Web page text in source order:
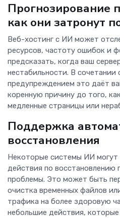
Прогнозирование
как они затронут
Веб-хостинг с ИИ может
ресурсов, частоту ошибок и
предсказать, когда ваш
нестабильности. В сочетании
предупреждением это даёт
коренную причину до того,
медленные страницы или
Поддержка
восстановления
Некоторые системы ИИ могут
действия по восстановлению
проблемы. Это может быть
очистка временных файлов
трафика на более здоровую
небольшие действия,